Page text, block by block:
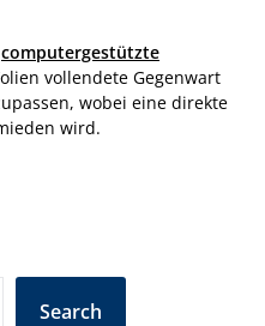
computergestützte
vollendete Gegenwart
wobei eine direkte
wird.
Search